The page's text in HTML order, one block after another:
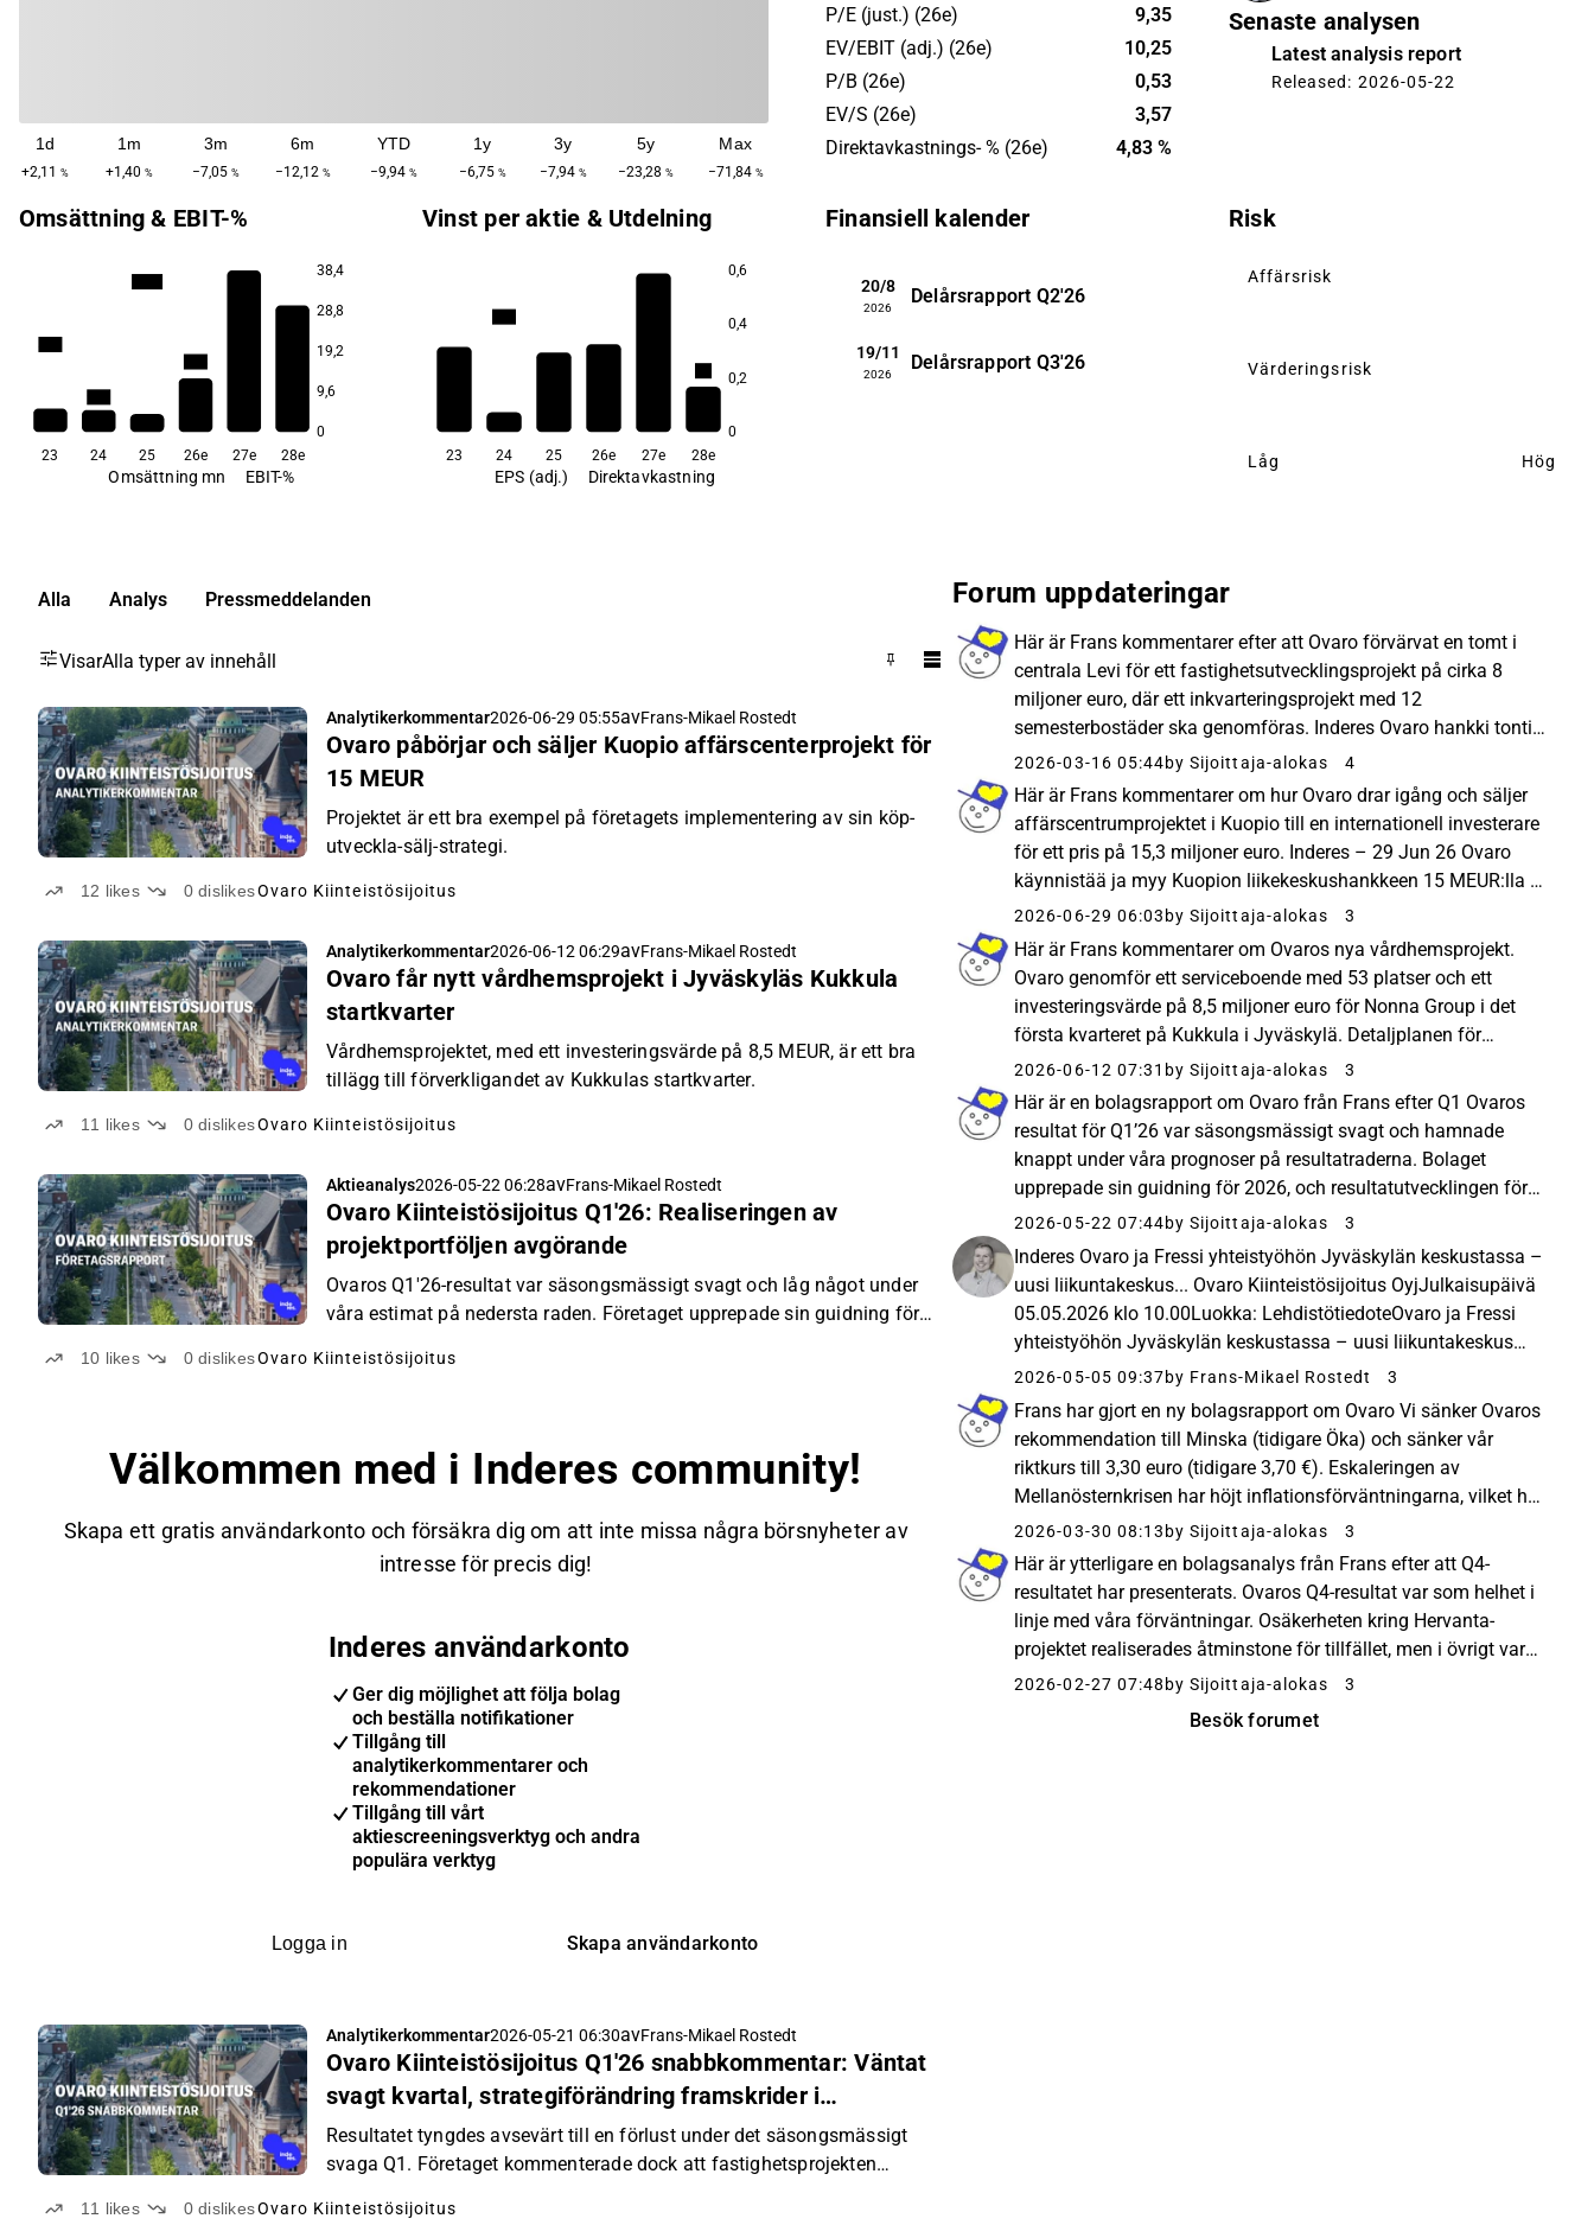
1d
+2,11 %
1m
+1,40 %
3m
−7,05 %
6m
−12,12 %
YTD
−9,94 %
1y
−6,75 %
3y
−7,94 %
5y
−23,28 %
Max
−71,84 %
universitetsstäder och
huvudstadsregionen.
P/E (just.) (26e)
9,35
EV/EBIT (adj.) (26e)
10,25
P/B (26e)
0,53
EV/S (26e)
3,57
Direktavkastnings- % (26e)
4,83 %
Senaste analysen
Latest analysis report
Released: 2026-05-22
Omsättning & EBIT-%
38,4
28,8
19,2
9,6
0
23 24 25 26e 27e 28e
Omsättning mn EBIT-%
Vinst per aktie & Utdelning
0,6
0,4
0,2
0
23 24 25 26e 27e 28e
EPS (adj.) Direktavkastning
Finansiell kalender
20/8
2026
Delårsrapport Q2'26
19/11
2026
Delårsrapport Q3'26
Risk
Affärsrisk
Värderingsrisk
Låg Hög
Alla Analys Pressmeddelanden
VisarAlla typer av innehåll
Analytikerkommentar2026-06-29 05:55avFrans-Mikael Rostedt
Ovaro påbörjar och säljer Kuopio affärscenterprojekt för
15 MEUR
Projektet är ett bra exempel på företagets implementering av sin köp-
utveckla-sälj-strategi.
12 likes 0dislikesOvaro Kiinteistösijoitus
Analytikerkommentar2026-06-12 06:29avFrans-Mikael Rostedt
Ovaro får nytt vårdhemsprojekt i Jyväskyläs Kukkula
startkvarter
Vårdhemsprojektet, med ett investeringsvärde på 8,5 MEUR, är ett bra
tillägg till förverkligandet av Kukkulas startkvarter.
11 likes 0dislikesOvaro Kiinteistösijoitus
Aktieanalys2026-05-22 06:28avFrans-Mikael Rostedt
Ovaro Kiinteistösijoitus Q1'26: Realiseringen av
projektportföljen avgörande
Ovaros Q1'26-resultat var säsongsmässigt svagt och låg något under
våra estimat på nedersta raden. Företaget upprepade sin guidning för
beroende av framstegen i utvecklingsprojekten. Vi anser att
mening ökat risken på kort sikt. Den balansbaserade värderingen är
absolut sett låg (2026e P/B 0,56x), men vi bedömer att den förväntade
avkastningskrav på grund av de nämnda riskerna.
10 likes 0dislikesOvaro Kiinteistösijoitus
Välkommen med i Inderes community!
Skapa ett gratis användarkonto och försäkra dig om att inte missa några börsnyheter av
intresse för precis dig!
Inderes användarkonto
Ger dig möjlighet att följa bolag
och beställa notifikationer
Tillgång till
analytikerkommentarer och
rekommendationer
Tillgång till vårt
aktiescreeningsverktyg och andra
populära verktyg
Logga in Skapa användarkonto
Analytikerkommentar2026-05-21 06:30avFrans-Mikael Rostedt
Ovaro Kiinteistösijoitus Q1'26 snabbkommentar: Väntat
svagt kvartal, strategiförändring framskrider i
bakgrunden
Resultatet tyngdes avsevärt till en förlust under det säsongsmässigt
svaga Q1. Företaget kommenterade dock att fastighetsprojekten
11 likes 0dislikesOvaro Kiinteistösijoitus
Forum uppdateringar
Här är Frans kommentarer efter att Ovaro förvärvat en tomt i
centrala Levi för ett fastighetsutvecklingsprojekt på cirka 8
miljoner euro, där ett inkvarteringsprojekt med 12
semesterbostäder ska genomföras. Inderes Ovaro hankki tontin
Leviltä 8 MEUR:n majoitushanketta varten - Inderes...
2026-03-16 05:44by Sijoittaja-alokas 4
Här är Frans kommentarer om hur Ovaro drar igång och säljer
affärscentrumprojektet i Kuopio till en internationell investerare
för ett pris på 15,3 miljoner euro. Inderes – 29 Jun 26 Ovaro
käynnistää ja myy Kuopion liikekeskushankkeen 15 MEUR:lla -
Inderes Hanke on hyvä taidonnäyte...
2026-06-29 06:03 by Sijoittaja-alokas 3
Här är Frans kommentarer om Ovaros nya vårdhemsprojekt.
Ovaro genomför ett serviceboende med 53 platser och ett
investeringsvärde på 8,5 miljoner euro för Nonna Group i det
första kvarteret på Kukkula i Jyväskylä. Detaljplanen för
Kukkulas startkvarter beräknas vinna laga kraft under...
2026-06-12 07:31 by Sijoittaja-alokas 3
Här är en bolagsrapport om Ovaro från Frans efter Q1 Ovaros
resultat för Q1’26 var säsongsmässigt svagt och hamnade
knappt under våra prognoser på resultatraderna. Bolaget
upprepade sin guidning för 2026, och resultatutvecklingen för
resten av året lutar sig som vanligt mot framsteg...
2026-05-22 07:44by Sijoittaja-alokas 3
Inderes Ovaro ja Fressi yhteistyöhön Jyväskylän keskustassa –
uusi liikuntakeskus... Ovaro Kiinteistösijoitus OyjJulkaisupäivä
05.05.2026 klo 10.00Luokka: LehdistötiedoteOvaro ja Fressi
yhteistyöhön Jyväskylän keskustassa – uusi liikuntakeskus
VapaudenkadulleOvaro Kiinteistö... Gymmet...
2026-05-05 09:37by Frans-Mikael Rostedt 3
Frans har gjort en ny bolagsrapport om Ovaro Vi sänker Ovaros
rekommendation till Minska (tidigare Öka) och sänker vår
riktkurs till 3,30 euro (tidigare 3,70 €). Eskaleringen av
Mellanösternkrisen har höjt inflationsförväntningarna, vilket har
drivit upp räntorna kraftigt. Den stigande...
2026-03-30 08:13by Sijoittaja-alokas 3
Här är ytterligare en bolagsanalys från Frans efter att Q4-
resultatet har presenterats. Ovaros Q4-resultat var som helhet i
linje med våra förväntningar. Osäkerheten kring Hervanta-
projektet realiserades åtminstone för tillfället, men i övrigt var
projektkommentarerna positiva. S...
2026-02-27 07:48 by Sijoittaja-alokas 3
Besök forumet